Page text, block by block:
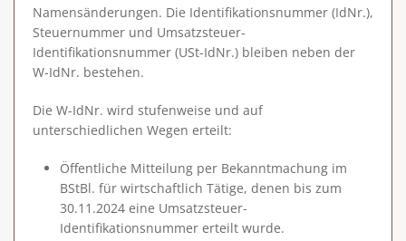
Namensänderungen. Die Identifikationsnummer (IdNr.),
Steuernummer und Umsatzsteuer-
Identifikationsnummer (USt-IdNr.) bleiben neben der
W-IdNr. bestehen.
Die W-IdNr. wird stufenweise und auf
unterschiedlichen Wegen erteilt:
Öffentliche Mitteilung per Bekanntmachung im
BStBl. für wirtschaftlich Tätige, denen bis zum
30.11.2024 eine Umsatzsteuer-
Identifikationsnummer erteilt wurde.